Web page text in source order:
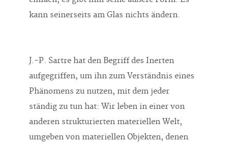
kann seinerseits am Glas nichts ändern.
J.-P. Sartre hat den Begriff des Inerten
aufgegriffen, um ihn zum Verständnis eines
Phänomens zu nutzen, mit dem jeder
ständig zu tun hat: Wir leben in einer von
anderen strukturierten materiellen Welt,
umgeben von materiellen Objekten, denen